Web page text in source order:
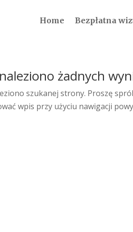
Home Bezpłatna
żadnych
szukanej strony. Proszę
wpis przy użyciu nawigacji